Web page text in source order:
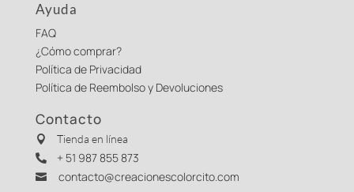
Ayuda
FAQ
¿Cómo comprar?
Política de Privacidad
Política de Reembolso y Devoluciones
Contacto
 Tienda en línea
 + 51 987 855 873
 contacto@creacionescolorcito.com